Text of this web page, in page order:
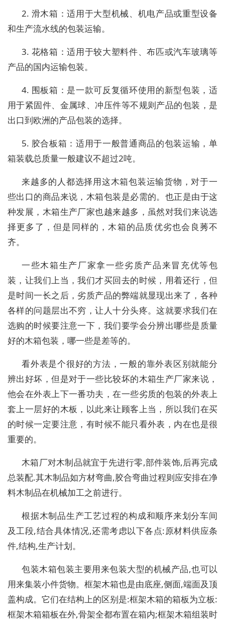
2. 滑木箱：适用于大型机械、机电产品或重型设备
和生产流水线的包装运输。
3. 花格箱：适用于较大塑料件、布匹或汽车玻璃等
产品的国内运输包装。
4. 围板箱：是一款可反复循环使用的新型包装，适
用于紧固件、金属球、冲压件等不规则产品的包装，是
出口到欧洲的产品包装的选择。
5. 胶合板箱：适用于一般普通商品的包装运输，单
箱装载总质量一般建议不超过2吨。
来越多的人都选择用这木箱包装运输货物，对于一
些出口的商品来说，木箱包装是必需的。也正是由于这
种发展，木箱生产厂家也越来越多，虽然对我们来说选
择更多了，但是同样的，木箱的品质优劣也会良莠不
齐。
一些木箱生产厂家拿一些劣质产品来冒充优等包
装，让我们上当，我们才买回去的时候，用着还行，但
是时间一长之后，劣质产品的弊端就显现出来了，各种
各样的问题层出不穷，让人十分头疼。这就要求我们在
选购的时候要注意一下，我们要学会分辨出哪些是质量
好的木箱包装，哪一些是差等的。
看外表是个很好的方法，一般的靠外表区别就能分
辨出好坏，但是对于一些比较坏的木箱生产厂家来说，
他会在外表上下一番功夫，在一些劣质的包装的外表上
套上一层好的木板，以此来让顾客上当，所以我们在买
的时候一定要注意，有时候不能只看外表，内在也是很
重要的。
木箱厂对木制品就宜于先进行零,部件装饰,后再完成
总装配.其木制品如方材弯曲,胶合弯曲过程则应安排在净
料木制品在机械加工之前进行。
根据木制品生产工艺过程的构成和顺序来划分车间
及工段,结合具体情况,还需考虑以下各点:原材料供应条
件,结构,生产计划。
包装木箱包装主要用来包装大型的机械产品,也可以
用来集装小件货物。框架木箱也是由底座,侧面,端面及顶
盖构成。它们在结构上的区别是:框架木箱的箱板为立板:
框架木箱箱板在外,骨架全都布置在箱内;框架木箱组装时